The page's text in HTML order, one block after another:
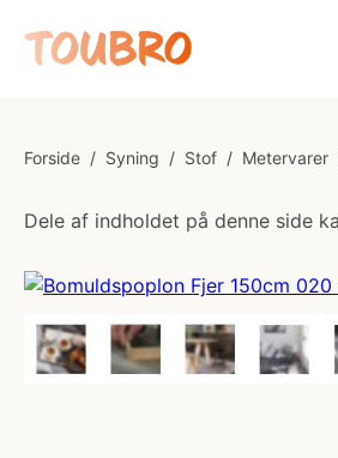
Forside / Syning / Stof / Metervarer
Dele af indholdet på denne side